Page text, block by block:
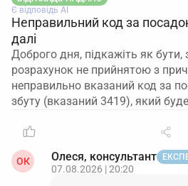
Є відповідь АІ
Неправильний код за
далі
Доброго дня, підкажіть як бути,
розрахунок не прийнятою з
неправильно вказаний код за
збуту (вказаний 3419), який
ОК Олеся, консультант
07.08.2026 | 20:20